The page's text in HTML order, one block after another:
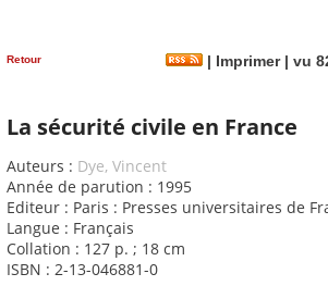
Retour | Imprimer| vu
La sécurité civile en France
Auteurs : Dye, Vincent
Année de parution : 1995
Editeur : Paris : Presses universitaires de
Langue : Français
Collation : 127 p. ; 18 cm
ISBN : 2-13-046881-0